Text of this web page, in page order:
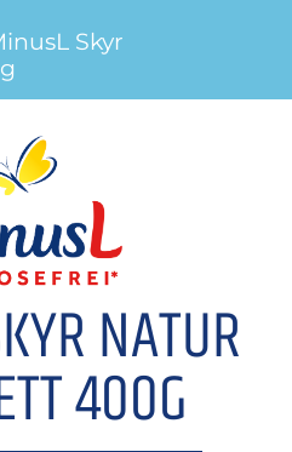
Skyr
NATUR
400G